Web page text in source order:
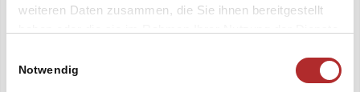
weiteren Daten zusammen, die Sie ihnen bereitgestellt
Cookies, wenn Sie unsere Webseite weiterhin nutzen.
Notwendig
Vergleich zu anderen Firmen?
Fixierung Ihrer Corporate Identity.